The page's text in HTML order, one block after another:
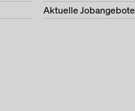
Aktuelle Jobangebote